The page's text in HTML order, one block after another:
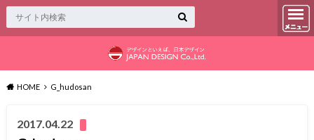
HOME G_hudosan
2017.04.22